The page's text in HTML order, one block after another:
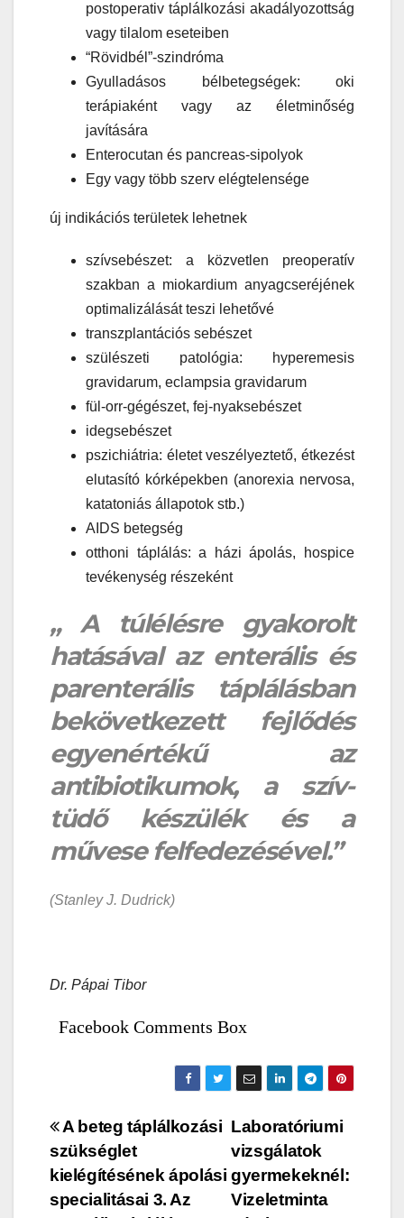
postoperativ táplálkozási akadályozottság
vagy tilalom eseteiben
“Rövidbél”-szindróma
Gyulladásos bélbetegségek: oki
terápiaként vagy az életminőség
javítására
Enterocutan és pancreas-sipolyok
Egy vagy több szerv elégtelensége
új indikációs területek lehetnek
szívsebészet: a közvetlen preoperatív
szakban a miokardium anyagcseréjének
optimalizálását teszi lehetővé
transzplantációs sebészet
szülészeti patológia: hyperemesis
gravidarum, eclampsia gravidarum
fül-orr-gégészet, fej-nyaksebészet
idegsebészet
pszichiátria: életet veszélyeztető, étkezést
elutasító kórképekben (anorexia nervosa,
katatoniás állapotok stb.)
AIDS betegség
otthoni táplálás: a házi ápolás, hospice
tevékenység részeként
„ A túlélésre gyakorolt
hatásával az enterális és
parenterális táplálásban
bekövetkezett fejlődés
egyenértékű az
antibiotikumok, a szív-
tüdő készülék és a
művese felfedezésével.”
(Stanley J. Dudrick)
Dr. Pápai Tibor
Facebook Comments Box
Bejegyzés
navigáció
Laboratóriumi
vizsgálatok
gyermekeknél:
Vizeletminta
A beteg táplálkozási
szükséglet
kielégítésének ápolási
specialitásai 3. Az